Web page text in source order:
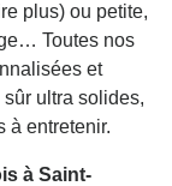
plus) ou petite,
Toutes nos
et
sûr ultra solides,
à entretenir.
à Saint-